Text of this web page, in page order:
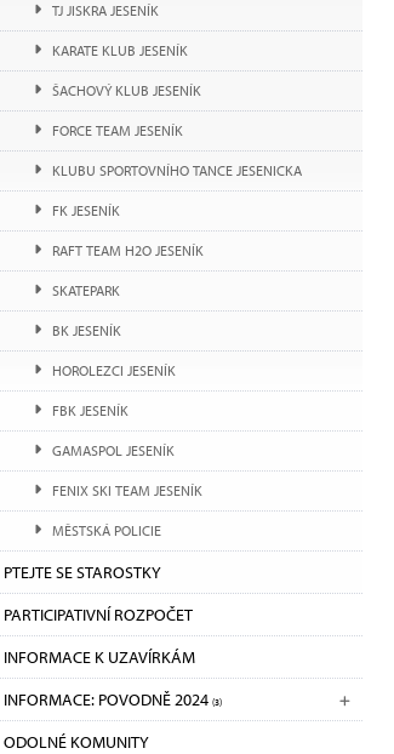
TJ JISKRA JESENÍK
KARATE KLUB JESENÍK
ŠACHOVÝ KLUB JESENÍK
FORCE TEAM JESENÍK
KLUBU SPORTOVNÍHO TANCE JESENICKA
FK JESENÍK
RAFT TEAM H2O JESENÍK
SKATEPARK
BK JESENÍK
HOROLEZCI JESENÍK
FBK JESENÍK
GAMASPOL JESENÍK
FENIX SKI TEAM JESENÍK
MĚSTSKÁ POLICIE
PTEJTE SE STAROSTKY
PARTICIPATIVNÍ ROZPOČET
INFORMACE K UZAVÍRKÁM
INFORMACE: POVODNĚ 2024 (3)
ODOLNÉ KOMUNITY